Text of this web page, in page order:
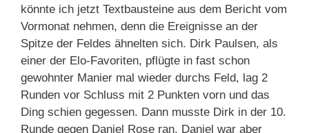
könnte ich jetzt Textbausteine aus dem Bericht vom
Vormonat nehmen, denn die Ereignisse an der
Spitze der Feldes ähnelten sich. Dirk Paulsen, als
einer der Elo-Favoriten, pflügte in fast schon
gewohnter Manier mal wieder durchs Feld, lag 2
Runden vor Schluss mit 2 Punkten vorn und das
Ding schien gegessen. Dann musste Dirk in der 10.
Runde gegen Daniel Rose ran. Daniel war aber